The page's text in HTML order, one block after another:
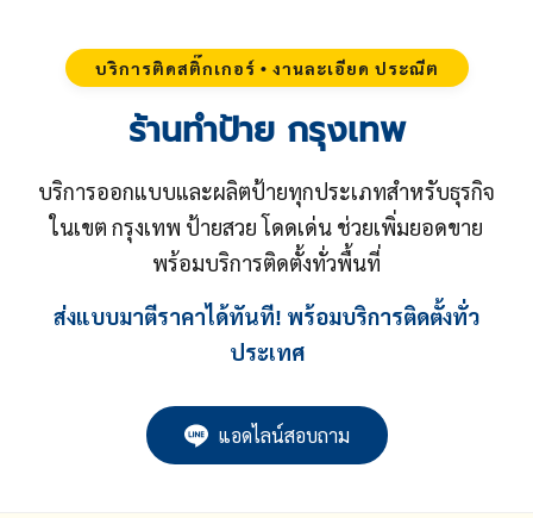
บริการติดสติ๊กเกอร์ • งานละเอียด ประณีต
ร้านทำป้าย กรุงเทพ
บริการออกแบบและผลิตป้ายทุกประเภทสำหรับธุรกิจ
ในเขต กรุงเทพ ป้ายสวย โดดเด่น ช่วยเพิ่มยอดขาย
พร้อมบริการติดตั้งทั่วพื้นที่
ส่งแบบมาตีราคาได้ทันที! พร้อมบริการติดตั้งทั่ว
ประเทศ
แอดไลน์สอบถาม